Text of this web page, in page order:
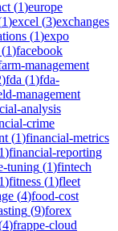
(1)europe
1)excel (3)exchanges
(1)expo
(1)facebook
management
)fda (1)fda-
management
analysis
crime
(1)financial-metrics
1)financial-reporting
tuning (1)fintech
1)fitness (1)fleet
(4)food-cost
(9)forex
4)frappe-cloud